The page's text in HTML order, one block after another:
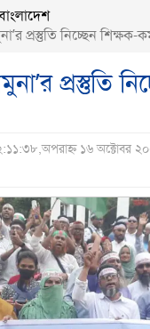
প্রস্তুতি নিচ্ছেন শিক্ষক-
প্রস্তুতি
১৬ অক্টোবর